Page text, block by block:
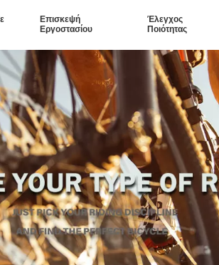
Επισκεψή
Εργοστασίου
Έλεγχος
Ποιότητας